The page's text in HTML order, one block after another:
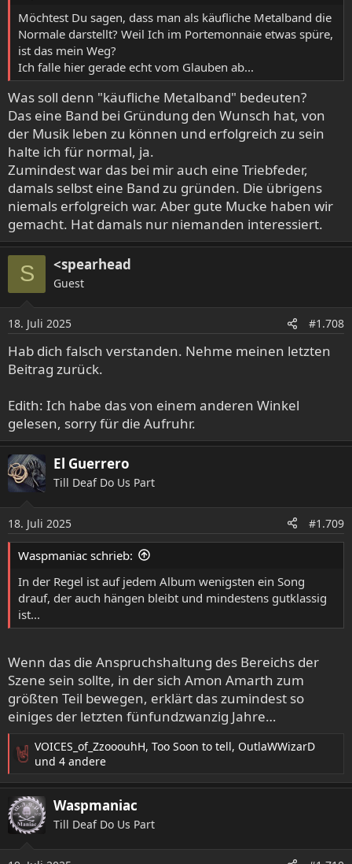
Möchtest Du sagen, dass man als käufliche Metalband die
Normale darstellt? Weil Ich im Portemonnaie etwas spüre,
ist das mein Weg?
Ich falle hier gerade echt vom Glauben ab...
Was soll denn "käufliche Metalband" bedeuten?
Das eine Band bei Gründung den Wunsch hat, von
der Musik leben zu können und erfolgreich zu sein
halte ich für normal, ja.
Zumindest war das bei mir auch eine Triebfeder,
damals selbst eine Band zu gründen. Die übrigens
niemals erfolgreich war. Aber gute Mucke haben wir
gemacht. Hat damals nur niemanden interessiert.
S <spearhead
Guest
18. Juli 2025 #1.708
Hab dich falsch verstanden. Nehme meinen letzten
Beitrag zurück.
Edith: Ich habe das von einem anderen Winkel
gelesen, sorry für die Aufruhr.
El Guerrero
Till Deaf Do Us Part
18. Juli 2025 #1.709
Waspmaniac schrieb:
In der Regel ist auf jedem Album wenigsten ein Song
drauf, der auch hängen bleibt und mindestens gutklassig
ist...
Wenn das die Anspruchshaltung des Bereichs der
Szene sein sollte, in der sich Amon Amarth zum
größten Teil bewegen, erklärt das zumindest so
einiges der letzten fünfundzwanzig Jahre…
R
a
k
t
i
o
VOICES_of_ZzooouhH, Too Soon to tell, OutlaWWizarD
und 4 andere
Waspmaniac
Till Deaf Do Us Part